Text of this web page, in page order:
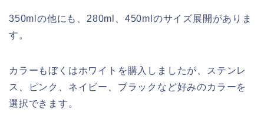
350mlの他にも、280ml、450mlのサイズ展開がありま
す。
カラーもぼくはホワイトを購入しましたが、ステンレ
ス、ピンク、ネイビー、ブラックなど好みのカラーを
選択できます。